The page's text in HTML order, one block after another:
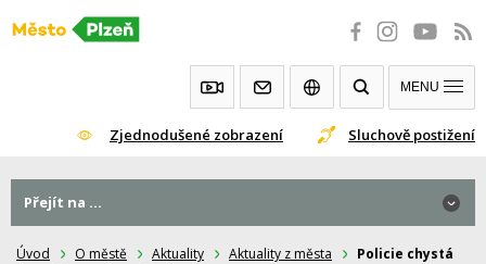
Přeskočit
Zjednodušené zobrazení Sluchově postižení
MENU
Úvod O městě Aktuality Aktuality z města
Policie chystá
Přejít na ...